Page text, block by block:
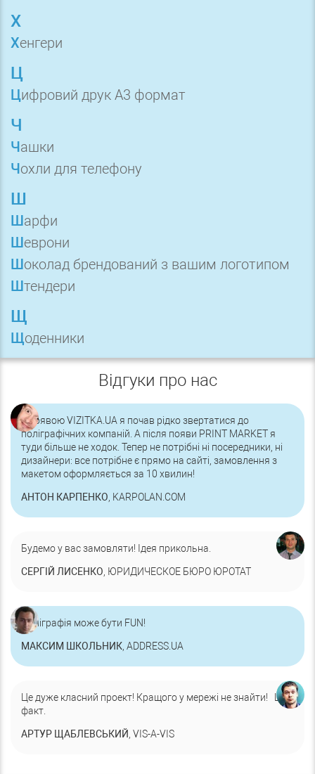
Х
Хенгери
Ц
Цифровий друк А3 формат
Ч
Чашки
Чохли для телефону
Ш
Шарфи
Шеврони
Шоколад брендований з вашим логотипом
Штендери
Щ
Щоденники
Відгуки про нас
З появою VIZITKA.UA я почав рідко звертатися до
поліграфічних компаній. А після появи PRINT MARKET я
туди більше не ходок. Тепер не потрібні ні посередники, ні
дизайнери: все потрібне є прямо на сайті, замовлення з
макетом оформляється за 10 хвилин!
АНТОН КАРПЕНКО , KARPOLAN.COM
Будемо у вас замовляти! Ідея прикольна.
СЕРГІЙ ЛИСЕНКО , ЮРИДИЧЕСКОЕ БЮРО ЮРОТАТ
Поліграфія може бути FUN!
МАКСИМ ШКОЛЬНИК , ADDRESS.UA
Це дуже класний проект! Кращого у мережі не знайти! Це
факт.
АРТУР ЩАБЛЕВСЬКИЙ , VIS-A-VIS